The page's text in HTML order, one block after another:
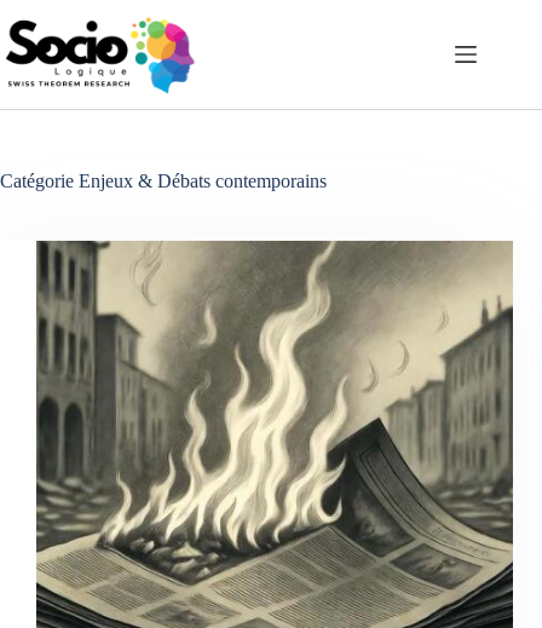
au
contenu
Catégorie Enjeux & Débats contemporains